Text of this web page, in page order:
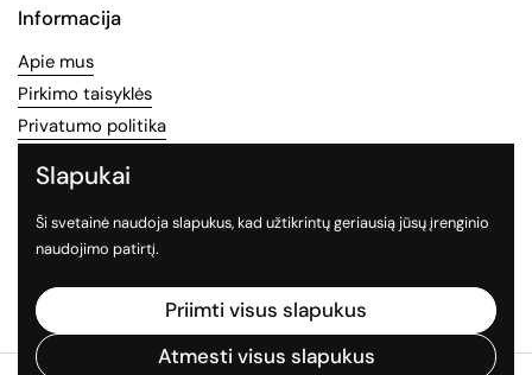
Informacija
Apie mus
Pirkimo taisyklės
Privatumo politika
Socialinės medijos
Sekite mus socialiniuose tinkluose
Facebook
Slapukai
Ši svetainė naudoja slapukus, kad užtikrintų geriausią jūsų įrenginio
naudojimo patirtį.
Priimti visus slapukus
Atmesti visus slapukus